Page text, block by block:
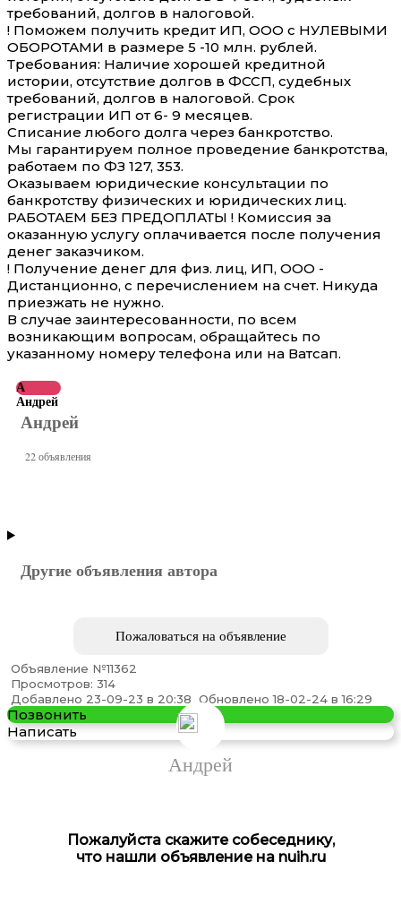
требований, долгов в налоговой.
! Поможем получить кредит ИП, ООО с НУЛЕВЫМИ
ОБОРОТАМИ в размере 5 -10 млн. рублей.
Требования: Наличие хорошей кредитной
истории, отсутствие долгов в ФССП, судебных
требований, долгов в налоговой. Срок
регистрации ИП от 6- 9 месяцев.
Списание любого долга через банкротство.
Мы гарантируем полное проведение банкротства,
работаем по ФЗ 127, 353.
Оказываем юридические консультации по
банкротству физических и юридических лиц.
РАБОТАЕМ БЕЗ ПРЕДОПЛАТЫ ! Комиссия за
оказанную услугу оплачивается после получения
денег заказчиком.
! Получение денег для физ. лиц, ИП, ООО -
Дистанционно, с перечислением на счет. Никуда
приезжать не нужно.
В случае заинтересованности, по всем
возникающим вопросам, обращайтесь по
указанному номеру телефона или на Ватсап.
А
Андрей
Андрей
22 объявления
Другие объявления автора
Пожаловаться на объявление
Объявление №11362
Просмотров: 314
Добавлено 23-09-23 в 20:38 Обновлено 18-02-24 в 16:29
Позвонить
Написать
Андрей
Пожалуйста скажите собеседнику,
что нашли объявление на nuih.ru